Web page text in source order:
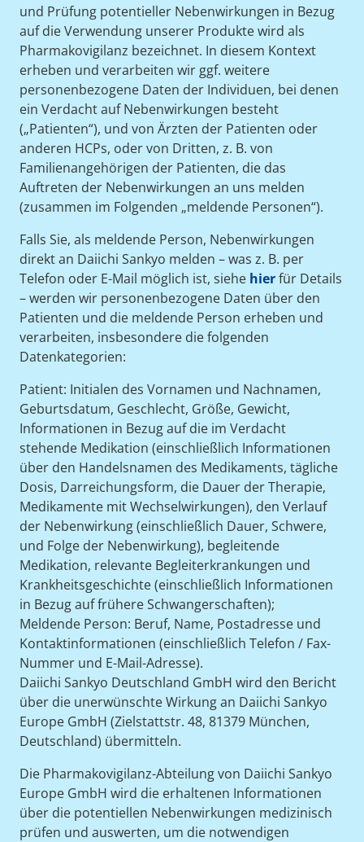
und Prüfung potentieller Nebenwirkungen in Bezug
auf die Verwendung unserer Produkte wird als
Pharmakovigilanz bezeichnet. In diesem Kontext
erheben und verarbeiten wir ggf. weitere
personenbezogene Daten der Individuen, bei denen
ein Verdacht auf Nebenwirkungen besteht
(„Patienten“), und von Ärzten der Patienten oder
anderen HCPs, oder von Dritten, z. B. von
Familienangehörigen der Patienten, die das
Auftreten der Nebenwirkungen an uns melden
(zusammen im Folgenden „meldende Personen“).
Falls Sie, als meldende Person, Nebenwirkungen
direkt an Daiichi Sankyo melden – was z. B. per
Telefon oder E-Mail möglich ist, siehe hierfür Details
– werden wir personenbezogene Daten über den
Patienten und die meldende Person erheben und
verarbeiten, insbesondere die folgenden
Datenkategorien:
Patient: Initialen des Vornamen und Nachnamen,
Geburtsdatum, Geschlecht, Größe, Gewicht,
Informationen in Bezug auf die im Verdacht
stehende Medikation (einschließlich Informationen
über den Handelsnamen des Medikaments, tägliche
Dosis, Darreichungsform, die Dauer der Therapie,
Medikamente mit Wechselwirkungen), den Verlauf
der Nebenwirkung (einschließlich Dauer, Schwere,
und Folge der Nebenwirkung), begleitende
Medikation, relevante Begleiterkrankungen und
Krankheitsgeschichte (einschließlich Informationen
in Bezug auf frühere Schwangerschaften);
Meldende Person: Beruf, Name, Postadresse und
Kontaktinformationen (einschließlich Telefon / Fax-
Nummer und E-Mail-Adresse).
Daiichi Sankyo Deutschland GmbH wird den Bericht
über die unerwünschte Wirkung an Daiichi Sankyo
Europe GmbH (Zielstattstr. 48, 81379 München,
Deutschland) übermitteln.
Die Pharmakovigilanz-Abteilung von Daiichi Sankyo
Europe GmbH wird die erhaltenen Informationen
über die potentiellen Nebenwirkungen medizinisch
prüfen und auswerten, um die notwendigen